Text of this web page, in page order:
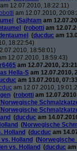
am 12.07.2010, 18:22:11)
am 12.07.2010,
(Sajhtam am
(robotti am
(ducduc am
18:22:54)
18:58:01)
12.07.2010, 18:59:43)
am 12.07.2010,
Hella-S am 12.07.2010,
am 13.07.2010,
am 12.07.2010,
(robotti am
Norwegische
Norwegische
(ducduc am
(Norwegische
Holland (ducduc am
vs. Holland (
vs. Holland (ducduc